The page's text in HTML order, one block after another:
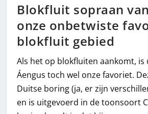
Blokfluit sopraan
onze onbetwiste
blokfluit gebied
Als het op blokfluiten aankomt, is
Áengus toch wel onze favoriet.
Duitse boring (ja, er zijn
en is uitgevoerd in de toonsoort